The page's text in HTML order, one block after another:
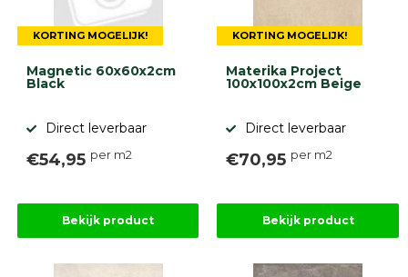
KORTING MOGELIJK!
Magnetic 60x60x2cm
Black
Direct leverbaar
€54,95 per m2
Bekijk product
KORTING MOGELIJK!
Materika Project
100x100x2cm Beige
Direct leverbaar
€70,95 per m2
Bekijk product